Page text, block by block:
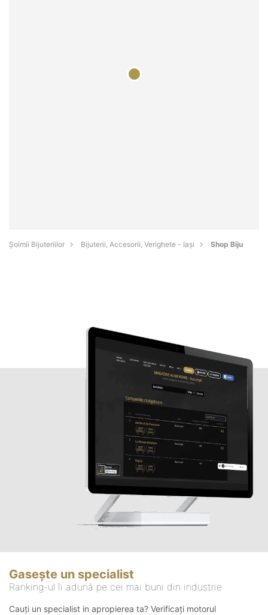
Şoimii Bijuteriilor Bijuterii, Accesorii, Verighete - Iaşi Shop Biju
Gasește un specialist
Ranking-ul îi adună pe cei mai buni din industrie
Cauți un specialist in apropierea ta? Verificați motorul